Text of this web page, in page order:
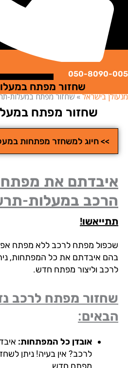
050-
שחזור מפתח במעלות-
בישראל»שחזור מפתח במעלות-תרשיחא
שחזור מפתח
>> חיוג למשחזר מפתחות
את מפתחות
במעלות-
מפתח לרכב ללא מפתח אפשרי
איבדתם את כל המפתחות, ניתן
וליצור מפתח חדש.
מפתח לרכב
אובדן כל המפתחות:איבדתם
לרכב? אין בעיה! ניתן לשחזר
מפתח חדש.